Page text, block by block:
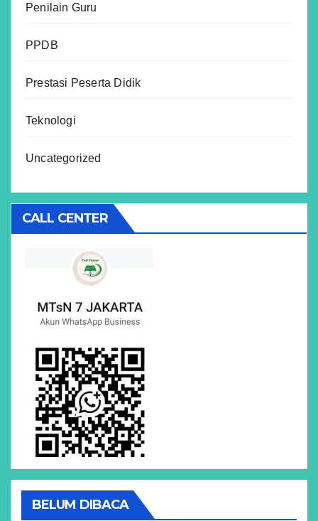
Penilain Guru
PPDB
Prestasi Peserta Didik
Teknologi
Uncategorized
CALL CENTER
BELUM DIBACA